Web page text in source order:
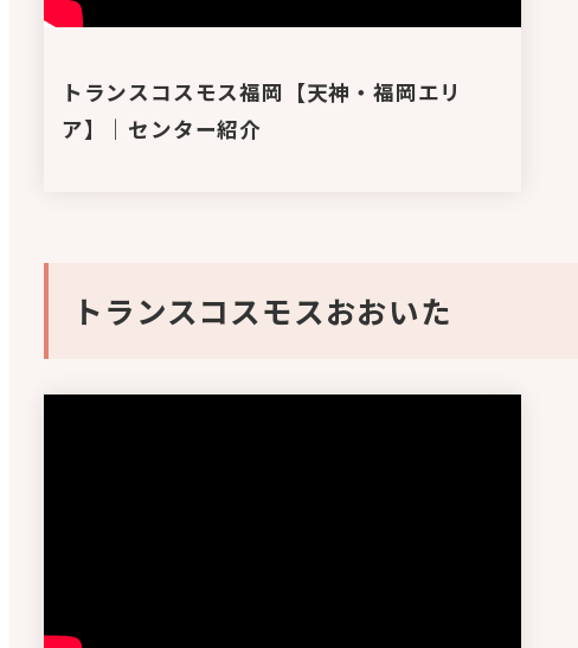
トランスコスモス福岡【天神・福岡エリ
ア】｜センター紹介
トランスコスモスおおいた